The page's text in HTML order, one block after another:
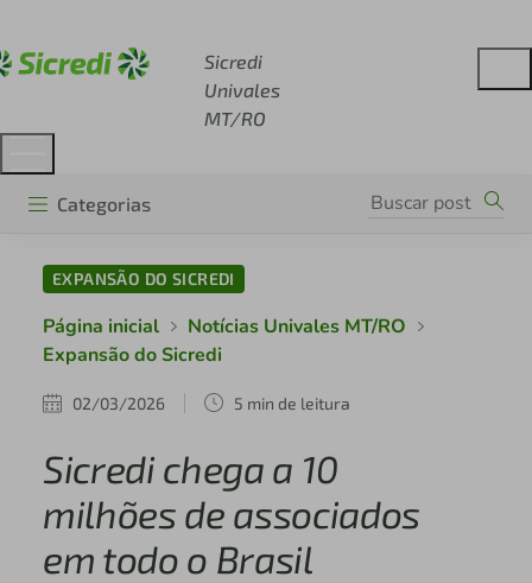
Sicredi
Univales
MT/RO
Categorias
EXPANSÃO DO SICREDI
Página inicial
Notícias Univales MT/RO
Expansão do Sicredi
02/03/2026 5 min de leitura
Sicredi chega a 10
milhões de associados
em todo o Brasil